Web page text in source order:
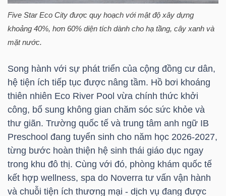
Five Star Eco City được quy hoạch với mật độ xây dựng
khoảng 40%, hơn 60% diện tích dành cho hạ tầng, cây xanh và
mặt nước.
Song hành với sự phát triển của cộng đồng cư dân,
hệ tiện ích tiếp tục được nâng tầm. Hồ bơi khoáng
thiên nhiên Eco River Pool vừa chính thức khởi
công, bổ sung không gian chăm sóc sức khỏe và
thư giãn. Trường quốc tế và trung tâm anh ngữ IB
Preschool đang tuyển sinh cho năm học 2026-2027,
từng bước hoàn thiện hệ sinh thái giáo dục ngay
trong khu đô thị. Cùng với đó, phòng khám quốc tế
kết hợp wellness, spa do Noverra tư vấn vận hành
và chuỗi tiện ích thương mại - dịch vụ đang được
LIỆU
CÔNG
NGHIỆP
DÙNG
KHÔNG
THIẾT